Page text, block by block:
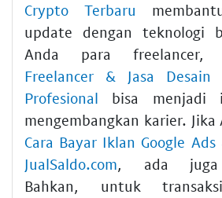
Crypto Terbaru
update dengan teknologi
Anda para freelancer,
Freelancer & Jasa Desain
Profesional bisa menjadi
mengembangkan karier.
Cara Bayar Iklan Google
JualSaldo.com, ada juga
Bahkan, untuk